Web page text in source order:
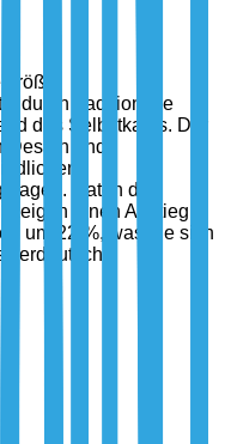
durch traditionelle
des Selbstkaufs. Der
Design und
Daten des
zeigen einen Anstieg
um 22 %, was die sich